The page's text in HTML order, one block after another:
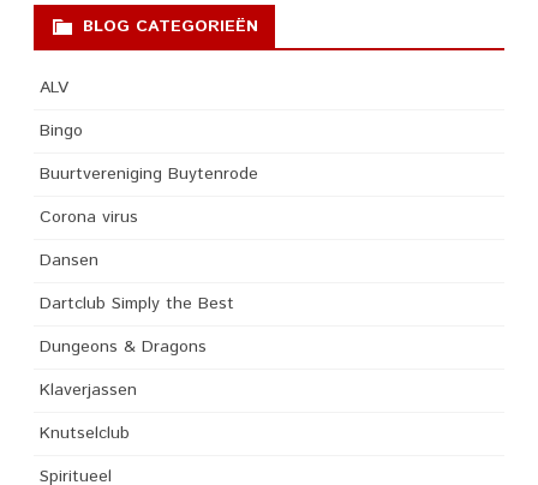
BLOG CATEGORIEËN
ALV
Bingo
Buurtvereniging Buytenrode
Corona virus
Dansen
Dartclub Simply the Best
Dungeons & Dragons
Klaverjassen
Knutselclub
Spiritueel